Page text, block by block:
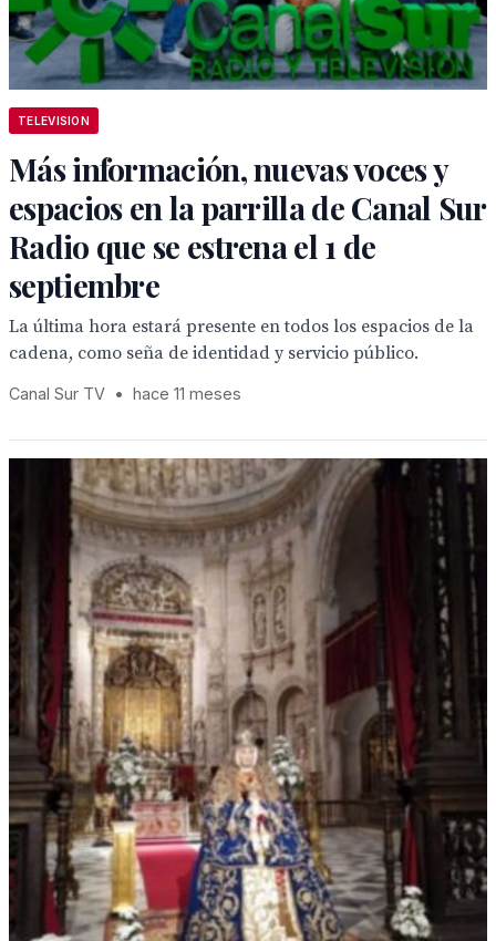
TELEVISION
Más información, nuevas voces y
espacios en la parrilla de Canal Sur
Radio que se estrena el 1 de
septiembre
La última hora estará presente en todos los espacios de la
cadena, como seña de identidad y servicio público.
Canal Sur TV • hace 11 meses